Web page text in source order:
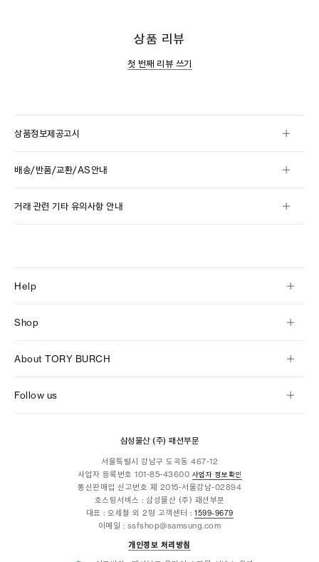
상품 리뷰
첫 번째 리뷰 쓰기
상품정보제공고시
배송/반품/교환/AS안내
거래 관련 기타 유의사항 안내
Help
Shop
About TORY BURCH
Follow us
삼성물산 (주) 패션부문
서울특별시 강남구 도곡동 467-12
사업자 등록번호 101-85-43600 사업자 정보확인
통신판매업 신고번호 제 2015-서울강남-02894
호스팅서비스 : 삼성물산 (주) 패션부문
대표 : 오세철 외 2명 고객센터 : 1599-9679
이메일 : ssfshop@samsung.com
개인정보 처리방침